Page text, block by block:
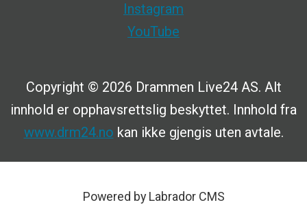
Instagram
YouTube
Copyright © 2026 Drammen Live24 AS. Alt
innhold er opphavsrettslig beskyttet. Innhold fra
www.drm24.no kan ikke gjengis uten avtale.
Powered by Labrador CMS